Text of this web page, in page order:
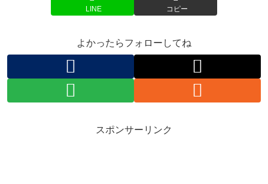
LINE コピー
よかったらフォローしてね
スポンサーリンク